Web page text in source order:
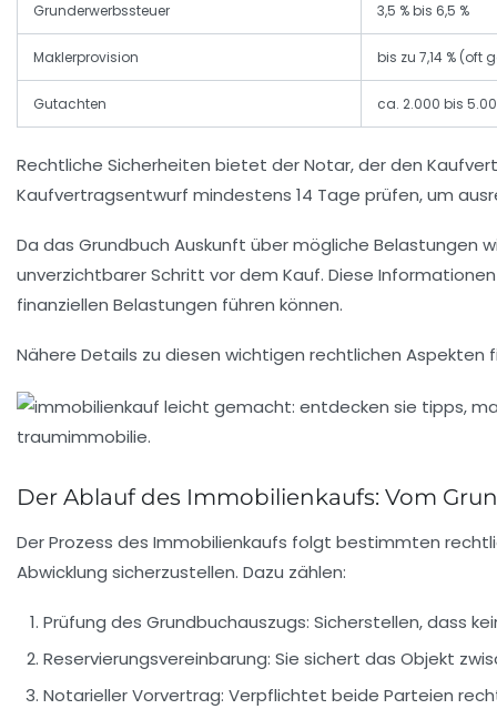
Grunderwerbssteuer 3,5 % bis 6,5 %
Maklerprovision bis zu 7,14 % (oft
Gutachten ca. 2.000 bis
Rechtliche Sicherheiten bietet der Notar, der den
Kaufvertragsentwurf mindestens 14 Tage prüfen, um
Da das Grundbuch Auskunft über mögliche Belastungen
unverzichtbarer Schritt vor dem Kauf. Diese
finanziellen Belastungen führen können.
Nähere Details zu diesen wichtigen rechtlichen Aspekten
Der Ablauf des Immobilienkaufs: Vom
Der Prozess des Immobilienkaufs folgt bestimmten
Abwicklung sicherzustellen. Dazu zählen:
Prüfung des Grundbuchauszugs: Sicherstellen, dass
Reservierungsvereinbarung: Sie sichert das Objekt
Notarieller Vorvertrag: Verpflichtet beide Parteien